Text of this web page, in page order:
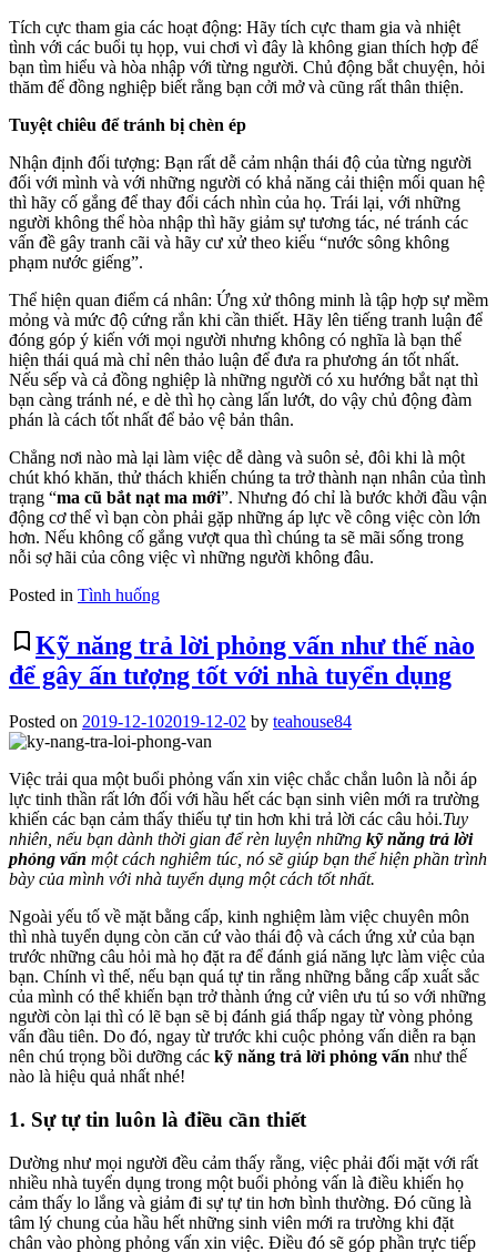
Tích cực tham gia các hoạt động: Hãy tích cực tham gia và nhiệt
tình với các buổi tụ họp, vui chơi vì đây là không gian thích hợp để
bạn tìm hiểu và hòa nhập với từng người. Chủ động bắt chuyện, hỏi
thăm để đồng nghiệp biết rằng bạn cởi mở và cũng rất thân thiện.
Tuyệt chiêu để tránh bị chèn ép
Nhận định đối tượng: Bạn rất dễ cảm nhận thái độ của từng người
đối với mình và với những người có khả năng cải thiện mối quan hệ
thì hãy cố gắng để thay đổi cách nhìn của họ. Trái lại, với những
người không thể hòa nhập thì hãy giảm sự tương tác, né tránh các
vấn đề gây tranh cãi và hãy cư xử theo kiểu “nước sông không
phạm nước giếng”.
Thể hiện quan điểm cá nhân: Ứng xử thông minh là tập hợp sự mềm
mỏng và mức độ cứng rắn khi cần thiết. Hãy lên tiếng tranh luận để
đóng góp ý kiến với mọi người nhưng không có nghĩa là bạn thể
hiện thái quá mà chỉ nên thảo luận để đưa ra phương án tốt nhất.
Nếu sếp và cả đồng nghiệp là những người có xu hướng bắt nạt thì
bạn càng tránh né, e dè thì họ càng lấn lướt, do vậy chủ động đàm
phán là cách tốt nhất để bảo vệ bản thân.
Chẳng nơi nào mà lại làm việc dễ dàng và suôn sẻ, đôi khi là một
chút khó khăn, thử thách khiến chúng ta trở thành nạn nhân của tình
trạng “ma cũ bắt nạt ma mới”. Nhưng đó chỉ là bước khởi đầu vận
động cơ thể vì bạn còn phải gặp những áp lực về công việc còn lớn
hơn. Nếu không cố gắng vượt qua thì chúng ta sẽ mãi sống trong
nỗi sợ hãi của công việc vì những người không đâu.
Posted in Tình huống
bookmark_border Kỹ năng trả lời phỏng vấn như thế nào
để gây ấn tượng tốt với nhà tuyển dụng
Posted on 2019-12-102019-12-02 by teahouse84
Việc trải qua một buổi phỏng vấn xin việc chắc chắn luôn là nỗi áp
lực tinh thần rất lớn đối với hầu hết các bạn sinh viên mới ra trường
khiến các bạn cảm thấy thiếu tự tin hơn khi trả lời các câu hỏi.Tuy
nhiên, nếu bạn dành thời gian để rèn luyện những kỹ năng trả lời
phỏng vấn một cách nghiêm túc, nó sẽ giúp bạn thể hiện phần trình
bày của mình với nhà tuyển dụng một cách tốt nhất.
Ngoài yếu tố về mặt bằng cấp, kinh nghiệm làm việc chuyên môn
thì nhà tuyển dụng còn căn cứ vào thái độ và cách ứng xử của bạn
trước những câu hỏi mà họ đặt ra để đánh giá năng lực làm việc của
bạn. Chính vì thế, nếu bạn quá tự tin rằng những bằng cấp xuất sắc
của mình có thể khiến bạn trở thành ứng cử viên ưu tú so với những
người còn lại thì có lẽ bạn sẽ bị đánh giá thấp ngay từ vòng phỏng
vấn đầu tiên. Do đó, ngay từ trước khi cuộc phỏng vấn diễn ra bạn
nên chú trọng bồi dưỡng các kỹ năng trả lời phỏng vấn như thế
nào là hiệu quả nhất nhé!
1. Sự tự tin luôn là điều cần thiết
Dường như mọi người đều cảm thấy rằng, việc phải đối mặt với rất
nhiều nhà tuyển dụng trong một buổi phỏng vấn là điều khiến họ
cảm thấy lo lắng và giảm đi sự tự tin hơn bình thường. Đó cũng là
tâm lý chung của hầu hết những sinh viên mới ra trường khi đặt
chân vào phòng phỏng vấn xin việc. Điều đó sẽ góp phần trực tiếp